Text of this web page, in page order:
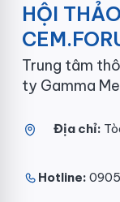
HỘI
Trung tâm
ty Gamma
Địa chỉ:
Hotline: